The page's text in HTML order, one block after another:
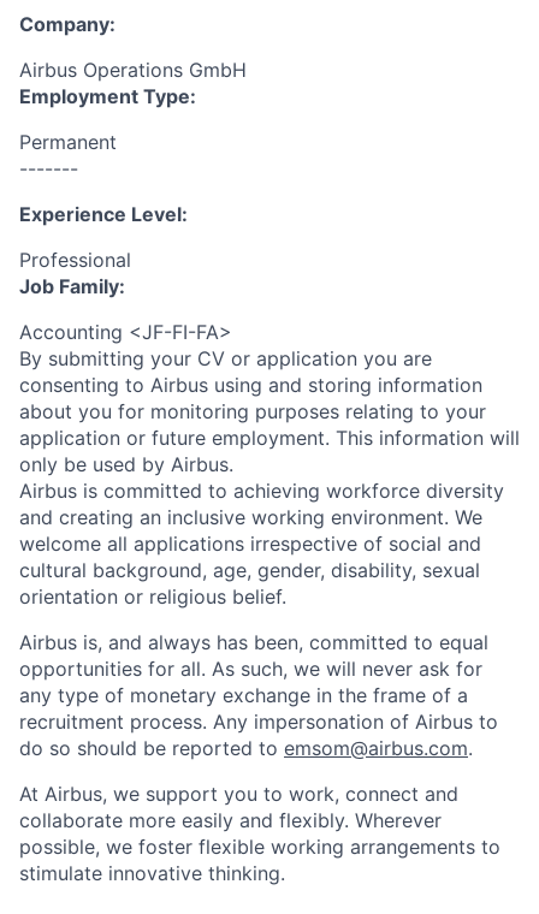
Company:
Airbus Operations GmbH
Employment Type:
Permanent
-------
Experience Level:
Professional
Job Family:
Accounting <JF-FI-FA>
By submitting your CV or application you are
consenting to Airbus using and storing information
about you for monitoring purposes relating to your
application or future employment. This information will
only be used by Airbus.
Airbus is committed to achieving workforce diversity
and creating an inclusive working environment. We
welcome all applications irrespective of social and
cultural background, age, gender, disability, sexual
orientation or religious belief.
Airbus is, and always has been, committed to equal
opportunities for all. As such, we will never ask for
any type of monetary exchange in the frame of a
recruitment process. Any impersonation of Airbus to
do so should be reported to emsom@airbus.com.
At Airbus, we support you to work, connect and
collaborate more easily and flexibly. Wherever
possible, we foster flexible working arrangements to
stimulate innovative thinking.